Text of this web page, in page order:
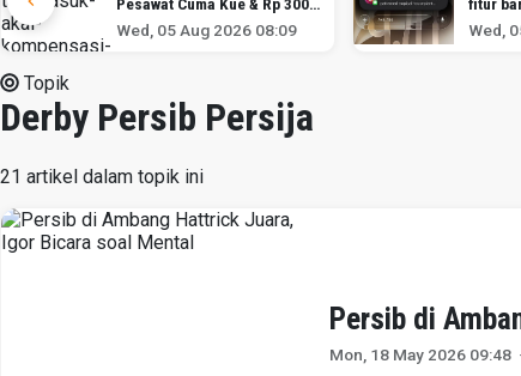
Ribu
Wed, 05 Aug 2026 08:09
Wed,
Topik
Derby Persib Persija
21 artikel dalam topik ini
Persib di
Mon, 18 May 2026 09:48